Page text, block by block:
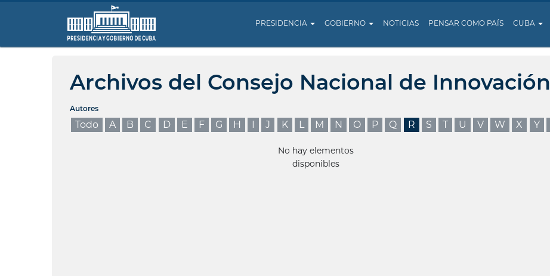
PRESIDENCIA GOBIERNO NOTICIAS PENSAR COMO PAÍS CUBA
Archivos del Consejo Nacional de Innovación
Autores
Todo A B C D E F G H I J K L M N O P Q R S T U V W X Y
No hay elementos
disponibles